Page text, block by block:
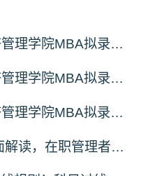
2026北京林业大学经济管理学院MBA拟录取分析解读
2026北京科技大学经济管理学院MBA拟录取分析解读
2026北京交通大学经济管理学院MBA拟录取分析解读
2027南开大学MBA全面解读，在职管理者择校优选